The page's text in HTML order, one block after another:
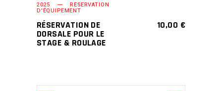
2025 RÉSERVATION
D'ÉQUIPEMENT
RÉSERVATION DE
DORSALE POUR LE
STAGE & ROULAGE
10,00 €